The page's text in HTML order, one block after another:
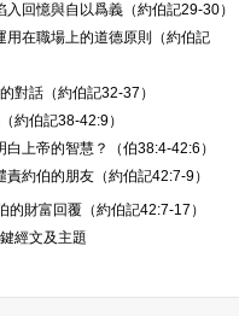
入回憶與自以爲義（約伯記29-30）
用在職場上的道德原則（約伯記
對話（約伯記32-37）
約伯記38-42:9）
白上帝的智慧？（伯38:4-42:6）
責約伯的朋友（約伯記42:7-9）
的財富回覆（約伯記42:7-17）
經文及主題